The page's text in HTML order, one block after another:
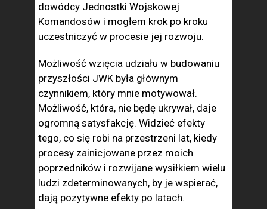
dowódcy Jednostki Wojskowej
Komandosów i mogłem krok po kroku
uczestniczyć w procesie jej rozwoju.
Możliwość wzięcia udziału w budowaniu
przyszłości JWK była głównym
czynnikiem, który mnie motywował.
Możliwość, która, nie będę ukrywał, daje
ogromną satysfakcję. Widzieć efekty
tego, co się robi na przestrzeni lat, kiedy
procesy zainicjowane przez moich
poprzedników i rozwijane wysiłkiem wielu
ludzi zdeterminowanych, by je wspierać,
dają pozytywne efekty po latach.